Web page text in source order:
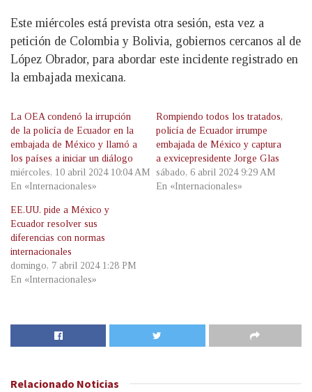
Este miércoles está prevista otra sesión, esta vez a
petición de Colombia y Bolivia, gobiernos cercanos al de
López Obrador, para abordar este incidente registrado en
la embajada mexicana.
La OEA condenó la irrupción
de la policía de Ecuador en la
embajada de México y llamó a
los países a iniciar un diálogo
miércoles, 10 abril 2024 10:04 AM
En «Internacionales»
Rompiendo todos los tratados,
policía de Ecuador irrumpe
embajada de México y captura
a exvicepresidente Jorge Glas
sábado, 6 abril 2024 9:29 AM
En «Internacionales»
EE.UU. pide a México y
Ecuador resolver sus
diferencias con normas
internacionales
domingo, 7 abril 2024 1:28 PM
En «Internacionales»
Relacionado Noticias